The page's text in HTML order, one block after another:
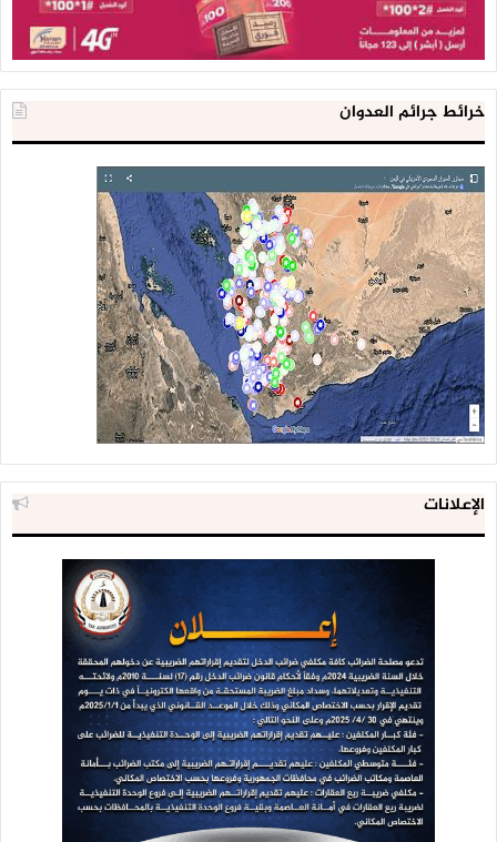
خرائط جرائم العدوان
الإعلانات